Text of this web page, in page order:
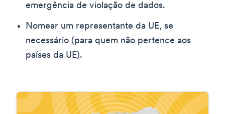
emergência de violação de dados.
Nomear um representante da UE, se
necessário (para quem não pertence aos
países da UE).